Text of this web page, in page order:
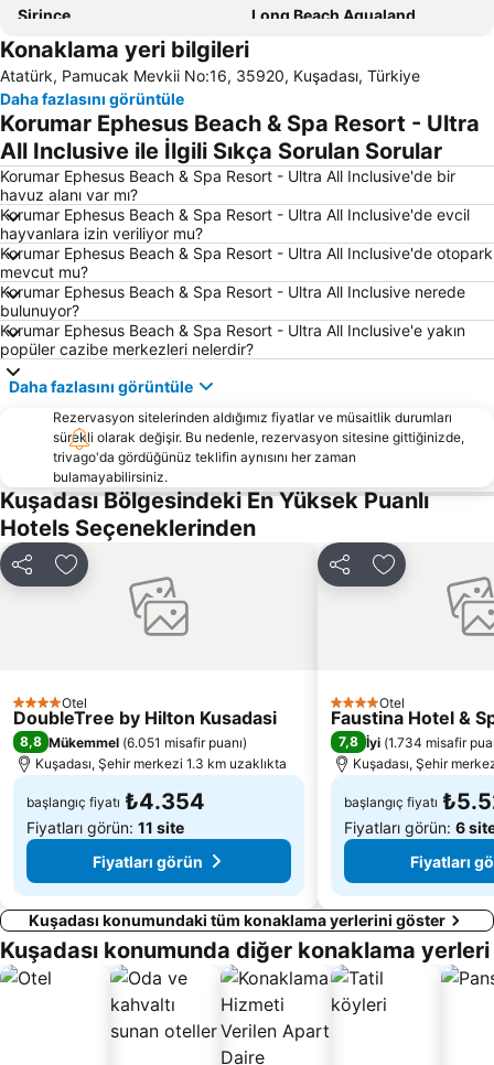
Şirince
Long Beach Aqualand
Gümüldür Halk Plajı
Çukuraltı Halk Plajı
Kuştur Plajı
Doğanbey Havacılar Sitesi Önü
Efes Müzesi
Uzun Plaj
Kuşadası Limanı
Setur Kuşadası Marina
Club Yali Castle Aquapark
Altın Plajı
Kaleiçi Kuşadası
Vathi
Güvercin Adası
Pythagoreion and Heraion of Samos
14 Evler Halk Plajı
Efes Arkeoloji Müzesi
Pythagorio
Palm Plajı
Özgürlük Heykeli
Psili Ammos
Atatürk Bulvarı
Claros
Orta Mahalle Halk Plajı
Tsamadou
Çamlık Tren Garı
Söke Harikalar Diyarı
Söke Novoda
Bayındır Tren Garı
Lemonakia
Söke Tren Garı
Meryemana The Virgin Mary's House
Samos International Airport
Konaklama yeri bilgileri
Atatürk, Pamucak Mevkii No:16, 35920, Kuşadası, Türkiye
Daha fazlasını görüntüle
Korumar Ephesus Beach & Spa Resort - Ultra
All Inclusive ile İlgili Sıkça Sorulan Sorular
Korumar Ephesus Beach & Spa Resort - Ultra All Inclusive'de bir
havuz alanı var mı?
Korumar Ephesus Beach & Spa Resort - Ultra All Inclusive'de evcil
hayvanlara izin veriliyor mu?
Korumar Ephesus Beach & Spa Resort - Ultra All Inclusive'de otopark
mevcut mu?
Korumar Ephesus Beach & Spa Resort - Ultra All Inclusive nerede
bulunuyor?
Korumar Ephesus Beach & Spa Resort - Ultra All Inclusive'e yakın
popüler cazibe merkezleri nelerdir?
Daha fazlasını görüntüle
Rezervasyon sitelerinden aldığımız fiyatlar ve müsaitlik durumları
sürekli olarak değişir. Bu nedenle, rezervasyon sitesine gittiğinizde,
trivago'da gördüğünüz teklifin aynısını her zaman
bulamayabilirsiniz.
Kuşadası Bölgesindeki En Yüksek Puanlı
Hotels Seçeneklerinden
Paylaş Favorilerime ekle
4 YıldızOtel
DoubleTree by Hilton Kusadasi
8,8 Mükemmel (6.051 misafir puanı)
Kuşadası, Şehir merkezi 1.3 km uzaklıkta
başlangıç fiyatı ₺4.354
Fiyatları görün: 11 site
Fiyatları görün
Paylaş Favorilerime
4 YıldızOtel
Faustina Hotel &
7,8 İyi (1.734 misafir
Kuşadası, Şehir
başlangıç fiyatı
Fiyatları görün: 6
Fiyatları
Kuşadası konumundaki tüm konaklama yerlerini göster
Kuşadası konumunda diğer konaklama yerleri